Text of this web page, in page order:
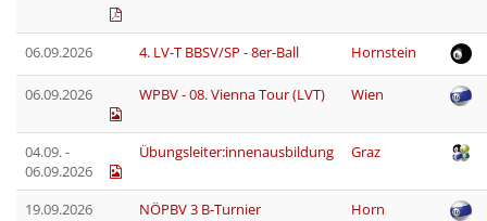
06.09.2026 4. LV-T BBSV/SP - 8er-Ball Hornstein
06.09.2026 WPBV - 08. Vienna Tour (LVT) Wien
04.09. -
06.09.2026
Übungsleiter:innenausbildung Graz
19.09.2026 NÖPBV 3 B-Turnier Horn